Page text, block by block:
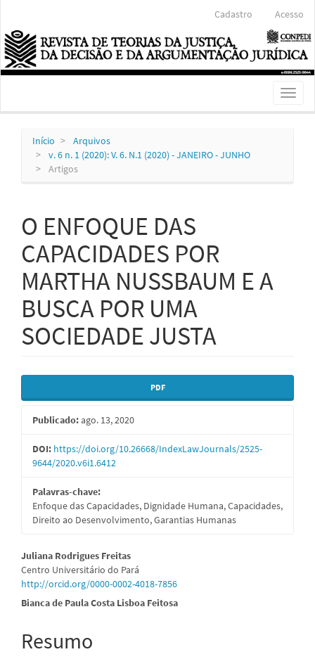
Conteúdo
principal
Barra
Lateral
Cadastro Acesso
Toggle
Início
Arquivos
v. 6 n. 1 (2020): V. 6. N.1 (2020) - JANEIRO - JUNHO
Artigos
O ENFOQUE DAS
CAPACIDADES POR
MARTHA NUSSBAUM E A
BUSCA POR UMA
SOCIEDADE JUSTA
Barra
lateral
de
artigos
PDF
Publicado:ago. 13, 2020
DOI: https://doi.org/10.26668/IndexLawJournals/2525-
9644/2020.v6i1.6412
Palavras-chave:
Enfoque das Capacidades, Dignidade Humana, Capacidades,
Direito ao Desenvolvimento, Garantias Humanas
Conteúdo
do
artigo
principal
Juliana Rodrigues Freitas
Centro Universitário do Pará
http://orcid.org/0000-0002-4018-7856
Bianca de Paula Costa Lisboa Feitosa
Resumo